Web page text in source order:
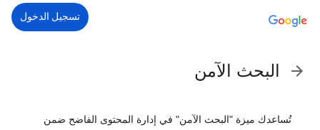
تسجيل الدخول
البحث الآمن
تُساعدك ميزة "البحث الآمن" في إدارة المحتوى الفاضح ضمن